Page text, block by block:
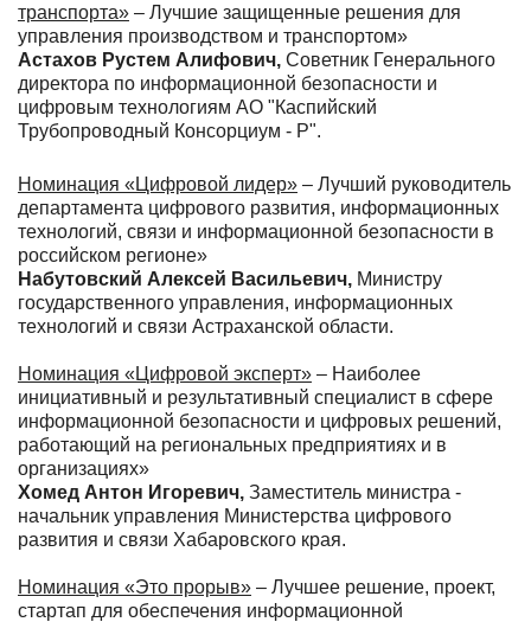
транспорта» – Лучшие защищенные решения для
управления производством и транспортом»
Астахов Рустем Алифович, Советник Генерального
директора по информационной безопасности и
цифровым технологиям АО "Каспийский
Трубопроводный Консорциум - Р".
Номинация «Цифровой лидер» – Лучший руководитель
департамента цифрового развития, информационных
технологий, связи и информационной безопасности в
российском регионе»
Набутовский Алексей Васильевич, Министру
государственного управления, информационных
технологий и связи Астраханской области.
Номинация «Цифровой эксперт» – Наиболее
инициативный и результативный специалист в сфере
информационной безопасности и цифровых решений,
работающий на региональных предприятиях и в
организациях»
Хомед Антон Игоревич, Заместитель министра -
начальник управления Министерства цифрового
развития и связи Хабаровского края.
Номинация «Это прорыв» – Лучшее решение, проект,
стартап для обеспечения информационной